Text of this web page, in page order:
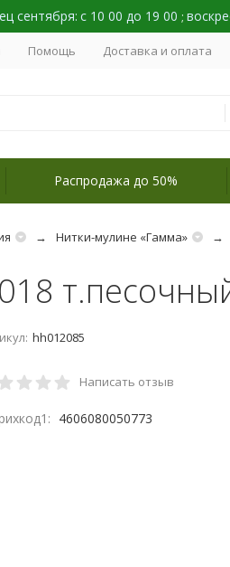
сентября: с 10 00 до 19 00 ;
Помощь Доставка и оплата
Распродажа до 50%
Нитки-мулине «Гамма»
hh012085
Написать отзыв
4606080050773